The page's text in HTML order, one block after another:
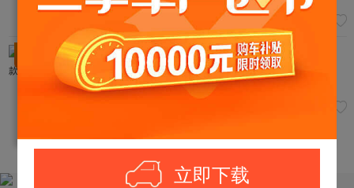
立即下载
超值
3.80
起亚-起亚K3 2017款 1.7L 手动GL
2019年01月
3.81万公里
超值
订阅车源！符合条件车辆出现后，立刻通知您